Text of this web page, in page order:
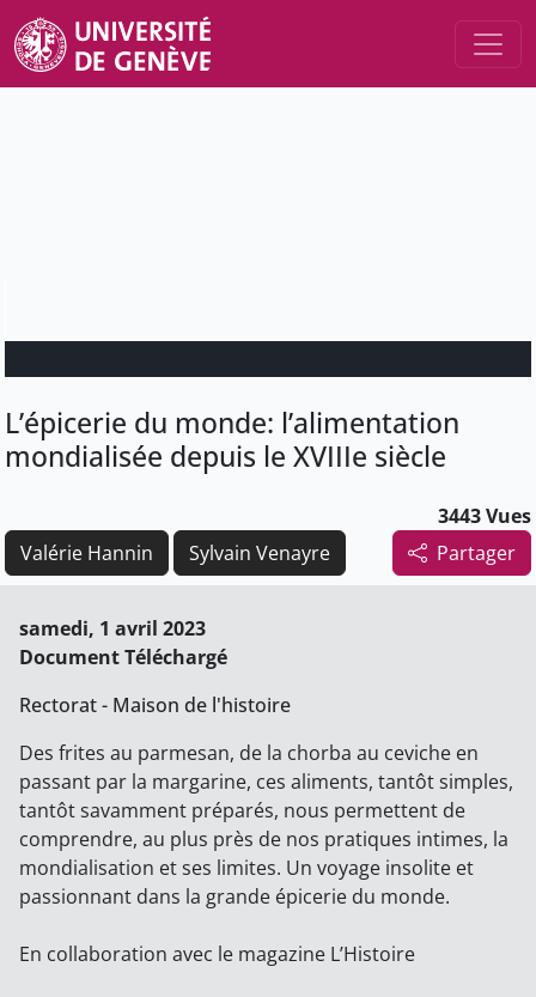
L’épicerie du monde: l’alimentation
mondialisée depuis le XVIIIe siècle
3443 Vues
Partager
Valérie Hannin Sylvain Venayre
samedi, 1 avril 2023
Document Téléchargé
Rectorat - Maison de l'histoire
Des frites au parmesan, de la chorba au ceviche en
passant par la margarine, ces aliments, tantôt simples,
tantôt savamment préparés, nous permettent de
comprendre, au plus près de nos pratiques intimes, la
mondialisation et ses limites. Un voyage insolite et
passionnant dans la grande épicerie du monde.
En collaboration avec le magazine L’Histoire